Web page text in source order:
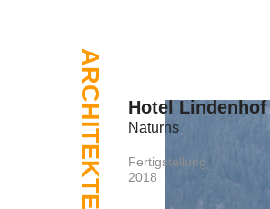
ARCHITEKTEN Hotel Lindenhof
Naturns
Fertigstellung
2018